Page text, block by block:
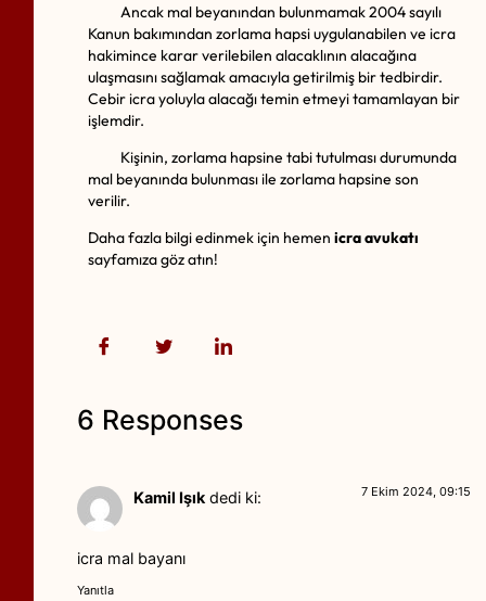
Ancak mal beyanından bulunmamak 2004 sayılı
Kanun bakımından zorlama hapsi uygulanabilen ve icra
hakimince karar verilebilen alacaklının alacağına
ulaşmasını sağlamak amacıyla getirilmiş bir tedbirdir.
Cebir icra yoluyla alacağı temin etmeyi tamamlayan bir
işlemdir.
Kişinin, zorlama hapsine tabi tutulması durumunda
mal beyanında bulunması ile zorlama hapsine son
verilir.
Daha fazla bilgi edinmek için hemen icra avukatı
sayfamıza göz atın!
6 Responses
Kamil Işık dedi ki: 7 Ekim 2024, 09:15
icra mal bayanı
Yanıtla